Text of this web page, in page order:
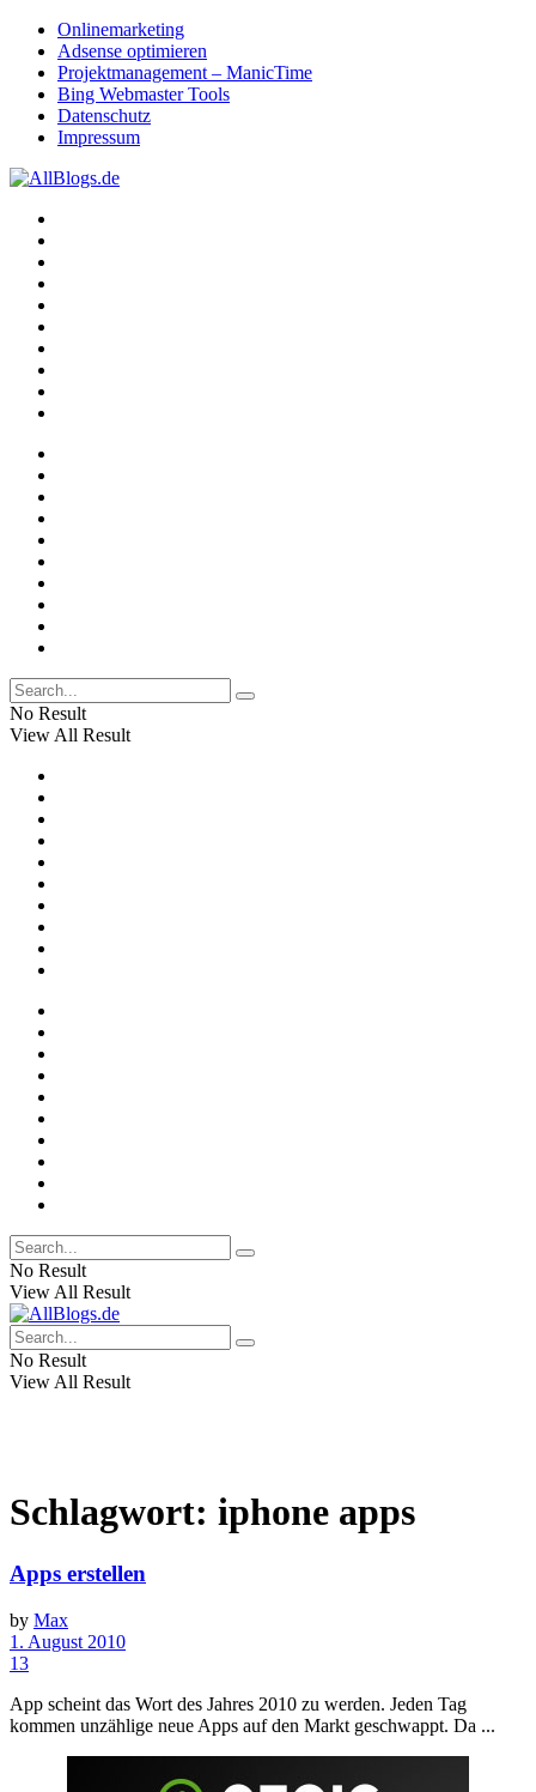
Onlinemarketing
Adsense optimieren
Projektmanagement – ManicTime
Bing Webmaster Tools
Datenschutz
Impressum
No Result
View All Result
No Result
View All Result
No Result
View All Result
Schlagwort: iphone apps
Apps erstellen
by Max
1. August 2010
13
App scheint das Wort des Jahres 2010 zu werden. Jeden Tag
kommen unzählige neue Apps auf den Markt geschwappt. Da ...